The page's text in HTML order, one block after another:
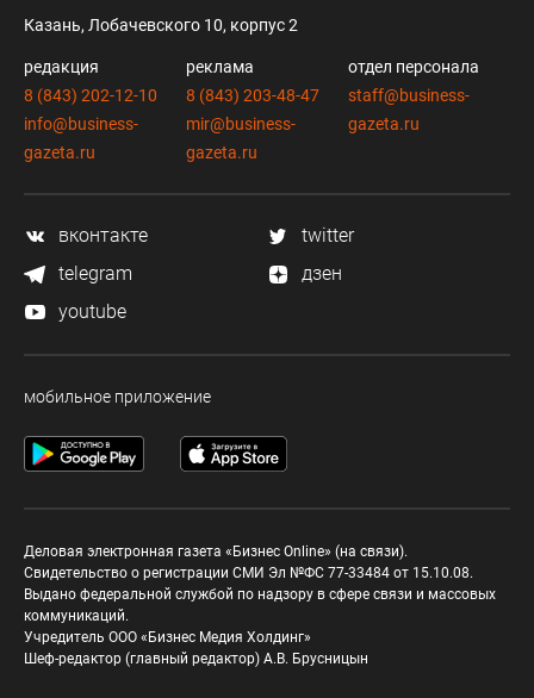
Казань, Лобачевского 10, корпус 2
редакция
8 (843) 202-12-10
info@business-
gazeta.ru
реклама
8 (843) 203-48-47
mir@business-
gazeta.ru
отдел персонала
staff@business-
gazeta.ru
вконтакте
twitter
telegram
дзен
youtube
мобильное приложение
Деловая электронная газета «Бизнес Online» (на связи).
Свидетельство о регистрации СМИ Эл №ФС 77-33484 от 15.10.08.
Выдано федеральной службой по надзору в сфере связи и массовых
коммуникаций.
Учредитель ООО «Бизнес Медия Холдинг»
Шеф-редактор (главный редактор) А.В. Брусницын